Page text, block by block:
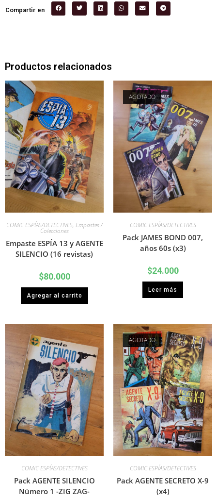
Compartir en
Productos relacionados
COMIC ESPÍAS/DETECTIVES, Empastes /
Colecciones
Empaste ESPÍA 13 y AGENTE
SILENCIO (16 revistas)
$80.000
Agregar al carrito
AGOTADO
COMIC ESPÍAS/DETECTIVES
Pack JAMES BOND 007,
años 60s (x3)
$24.000
Leer más
COMIC ESPÍAS/DETECTIVES
Pack AGENTE SILENCIO
Número 1 -ZIG ZAG-
AGOTADO
COMIC ESPÍAS/DETECTIVES
Pack AGENTE SECRETO X-9
(x4)